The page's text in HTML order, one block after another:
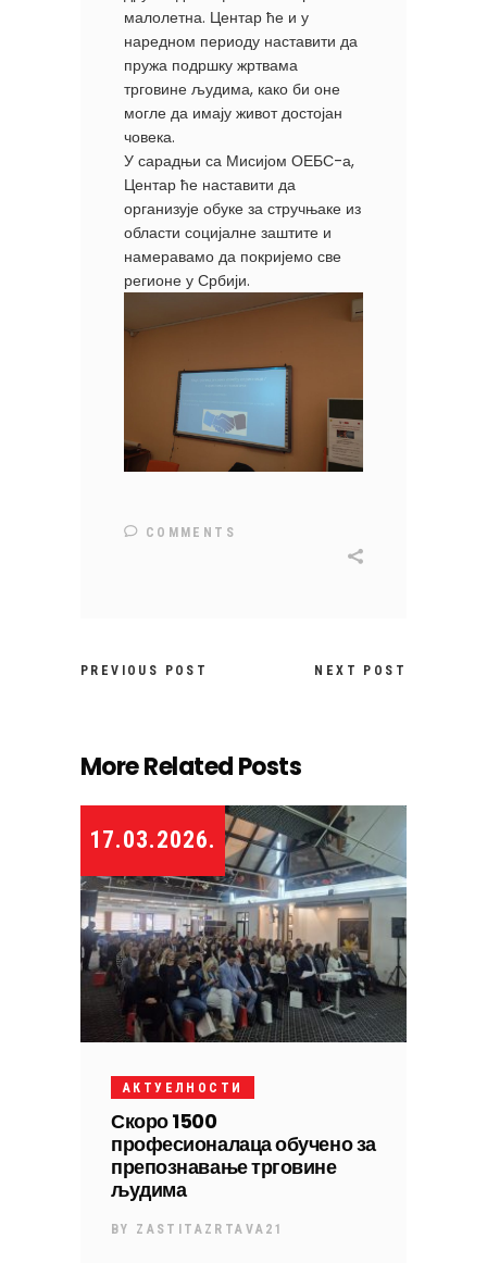
малолетна. Центар ће и у
наредном периоду наставити да
пружа подршку жртвама
трговине људима, како би оне
могле да имају живот достојан
човека.
У сарадњи са Мисијом ОЕБС-а,
Центар ће наставити да
организује обуке за стручњаке из
области социјалне заштите и
намеравамо да покријемо све
регионе у Србији.
COMMENTS
PREVIOUS POST NEXT POST
More Related Posts
17.03.2026.
АКТУЕЛНОСТИ
Скоро 1500
професионалаца обучено за
препознавање трговине
људима
BY ZASTITAZRTAVA21